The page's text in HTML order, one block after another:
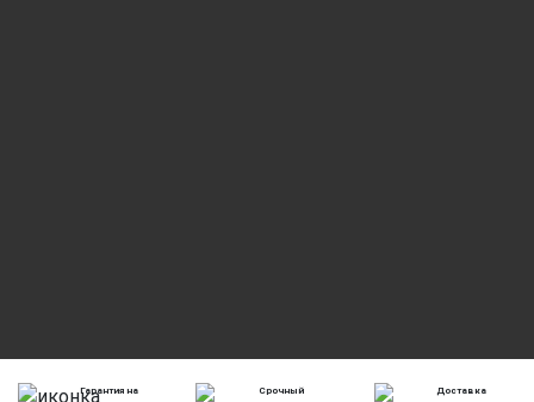
Гарантия на
Срочный
Доставка